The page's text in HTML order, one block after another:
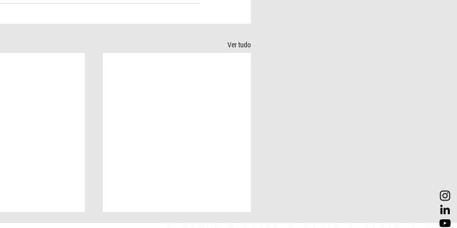
Ver tudo